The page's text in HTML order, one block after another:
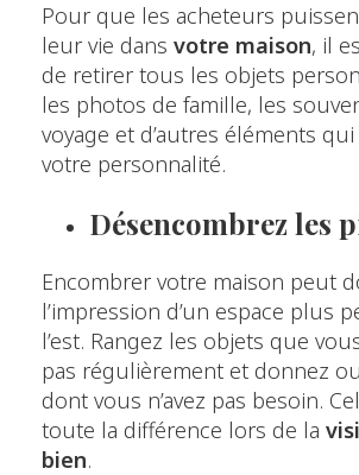
Pour que les acheteurs
leur vie dans votre maison, il
de retirer tous les objets
les photos de famille, les
voyage et d’autres éléments
votre personnalité.
Désencombrez les
Encombrer votre maison peut
l’impression d’un espace plus
l’est. Rangez les objets que
pas régulièrement et donnez
dont vous n’avez pas besoin.
toute la différence lors de la
bien.